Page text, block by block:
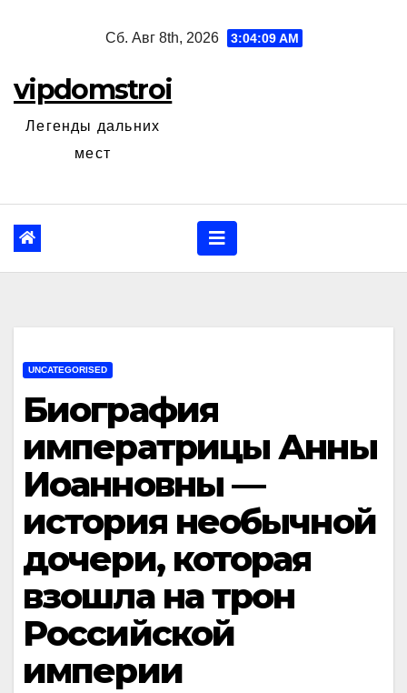
Сб. Авг 8th, 2026 3:04:10 AM
vipdomstroi
Легенды дальних
мест
UNCATEGORISED
Биография
императрицы Анны
Иоанновны —
история необычной
дочери, которая
взошла на трон
Российской
империи